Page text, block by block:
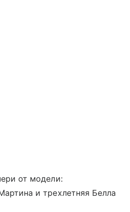
от модели:
и трехлетняя Белла